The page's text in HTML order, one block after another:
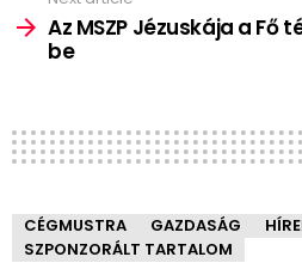
Az MSZP Jézuskája a
be
CÉGMUSTRA GAZDASÁG
SZPONZORÁLT TARTALOM